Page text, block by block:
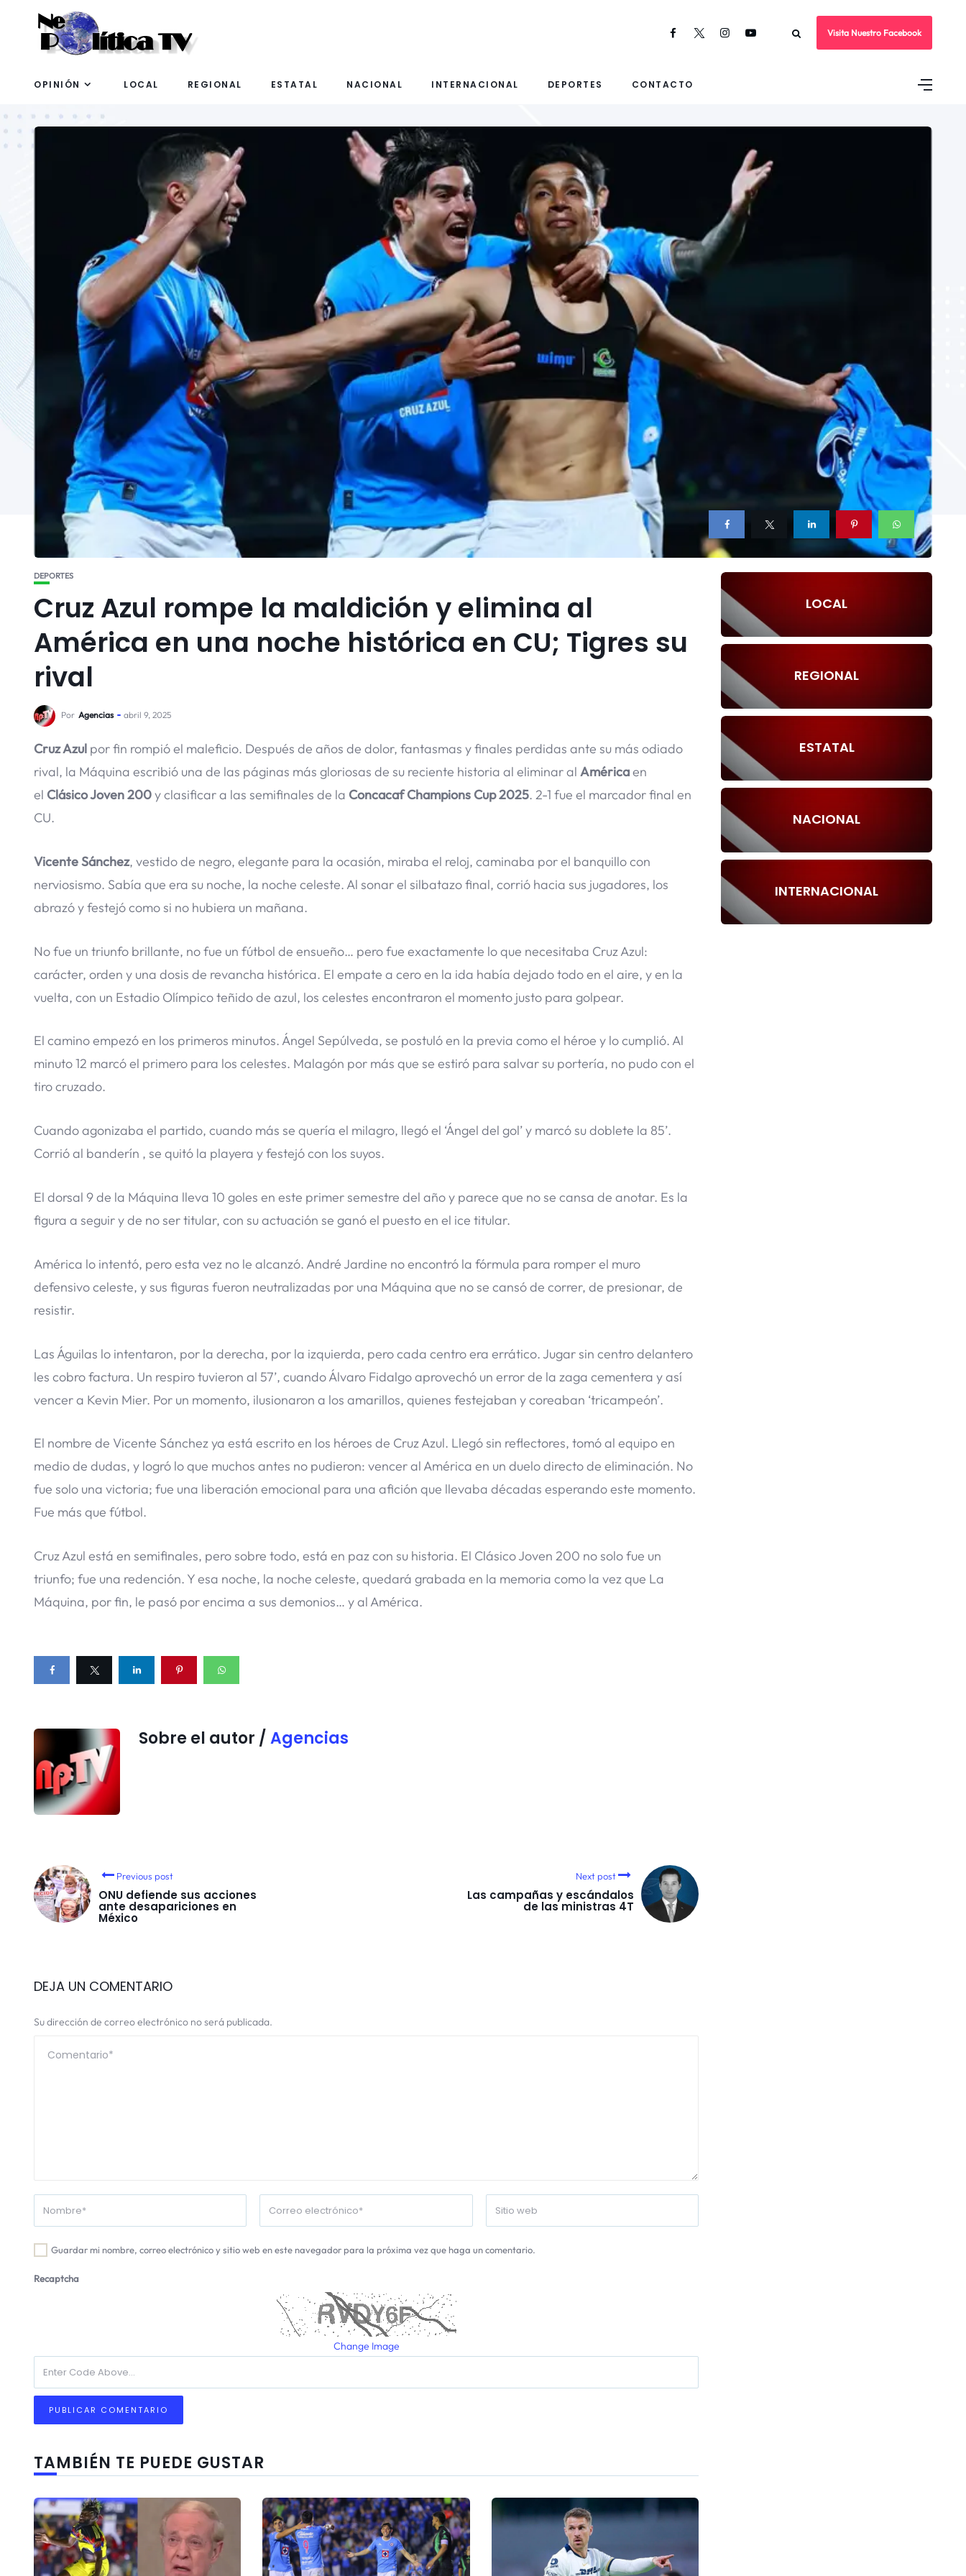
Visita Nuestro Facebook
OPINIÓN LOCAL REGIONAL ESTATAL NACIONAL INTERNACIONAL DEPORTES CONTACTO
DEPORTES
Cruz Azul rompe la maldición y elimina al
América en una noche histórica en CU; Tigres su
rival
Por Agencias abril 9, 2025
Cruz Azul por fin rompió el maleficio. Después de años de dolor, fantasmas y finales perdidas ante su más odiado
rival, la Máquina escribió una de las páginas más gloriosas de su reciente historia al eliminar al Américaen
el Clásico Joven 200y clasificar a las semifinales de la Concacaf Champions Cup 2025. 2-1 fue el marcador final en
CU.
Vicente Sánchez, vestido de negro, elegante para la ocasión, miraba el reloj, caminaba por el banquillo con
nerviosismo. Sabía que era su noche, la noche celeste. Al sonar el silbatazo final, corrió hacia sus jugadores, los
abrazó y festejó como si no hubiera un mañana.
No fue un triunfo brillante, no fue un fútbol de ensueño… pero fue exactamente lo que necesitaba Cruz Azul:
carácter, orden y una dosis de revancha histórica. El empate a cero en la ida había dejado todo en el aire, y en la
vuelta, con un Estadio Olímpico teñido de azul, los celestes encontraron el momento justo para golpear.
El camino empezó en los primeros minutos. Ángel Sepúlveda, se postuló en la previa como el héroe y lo cumplió. Al
minuto 12 marcó el primero para los celestes. Malagón por más que se estiró para salvar su portería, no pudo con el
tiro cruzado.
Cuando agonizaba el partido, cuando más se quería el milagro, llegó el ‘Ángel del gol’ y marcó su doblete la 85’.
Corrió al banderín , se quitó la playera y festejó con los suyos.
El dorsal 9 de la Máquina lleva 10 goles en este primer semestre del año y parece que no se cansa de anotar. Es la
figura a seguir y de no ser titular, con su actuación se ganó el puesto en el ice titular.
América lo intentó, pero esta vez no le alcanzó. André Jardine no encontró la fórmula para romper el muro
defensivo celeste, y sus figuras fueron neutralizadas por una Máquina que no se cansó de correr, de presionar, de
resistir.
Las Águilas lo intentaron, por la derecha, por la izquierda, pero cada centro era errático. Jugar sin centro delantero
les cobro factura. Un respiro tuvieron al 57’, cuando Álvaro Fidalgo aprovechó un error de la zaga cementera y así
vencer a Kevin Mier. Por un momento, ilusionaron a los amarillos, quienes festejaban y coreaban ‘tricampeón’.
El nombre de Vicente Sánchez ya está escrito en los héroes de Cruz Azul. Llegó sin reflectores, tomó al equipo en
medio de dudas, y logró lo que muchos antes no pudieron: vencer al América en un duelo directo de eliminación. No
fue solo una victoria; fue una liberación emocional para una afición que llevaba décadas esperando este momento.
Fue más que fútbol.
Cruz Azul está en semifinales, pero sobre todo, está en paz con su historia. El Clásico Joven 200 no solo fue un
triunfo; fue una redención. Y esa noche, la noche celeste, quedará grabada en la memoria como la vez que La
Máquina, por fin, le pasó por encima a sus demonios… y al América.
Sobre el autor / Agencias
Previous post
ONU defiende sus acciones
ante desapariciones en
México
Next post
Las campañas y escándalos
de las ministras 4T
DEJA UN COMENTARIO
Su dirección de correo electrónico no será publicada.
Guardar mi nombre, correo electrónico y sitio web en este navegador para la próxima vez que haga un comentario.
Recaptcha
Change Image
TAMBIÉN TE PUEDE GUSTAR
LOCAL
REGIONAL
ESTATAL
NACIONAL
INTERNACIONAL